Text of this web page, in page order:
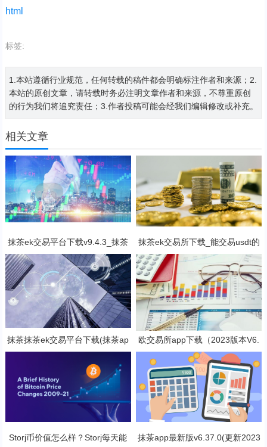
html
标签:
1.本站遵循行业规范，任何转载的稿件都会明确标注作者和来源；2.
本站的原创文章，请转载时务必注明文章作者和来源，不尊重原创
的行为我们将追究责任；3.作者投稿可能会经我们编辑修改或补充。
相关文章
抹茶ek交易平台下载v9.4.3_抹茶
交易软件免费下载
抹茶ek交易所下载_能交易usdt的
抹茶ek平台V6.1.0
抹茶抹茶ek交易平台下载(抹茶ap
p专业版v8.2.4下载)
欧交易所app下载（2023版本V6.
4.4）_欧交易所安装包
Storj币价值怎么样？Storj每天能
抹茶app最新版v6.37.0(更新2023